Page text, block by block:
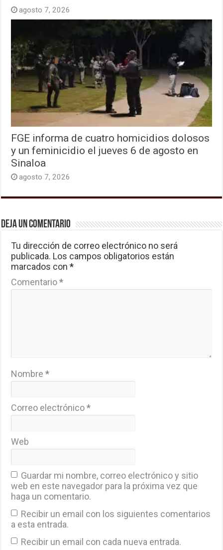
agosto 7, 2026
FGE informa de cuatro homicidios dolosos
y un feminicidio el jueves 6 de agosto en
Sinaloa
agosto 7, 2026
Deja un comentario
Tu dirección de correo electrónico no será
publicada. Los campos obligatorios están
marcados con*
Comentario*
Nombre*
Correo electrónico*
Web
Guardar mi nombre, correo electrónico y sitio
web en este navegador para la próxima vez que
haga un comentario.
Recibir un email con los siguientes comentarios
a esta entrada.
Recibir un email con cada nueva entrada.